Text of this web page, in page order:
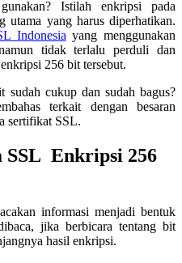
Istilah enkripsi pada
utama yang harus diperhatikan.
Indonesia yang menggunakan
tidak terlalu perduli dan
256 bit tersebut.
sudah cukup dan sudah bagus?
terkait dengan besaran
sertifikat SSL.
SSL Enkripsi 256
informasi menjadi bentuk
jika berbicara tentang bit
hasil enkripsi.